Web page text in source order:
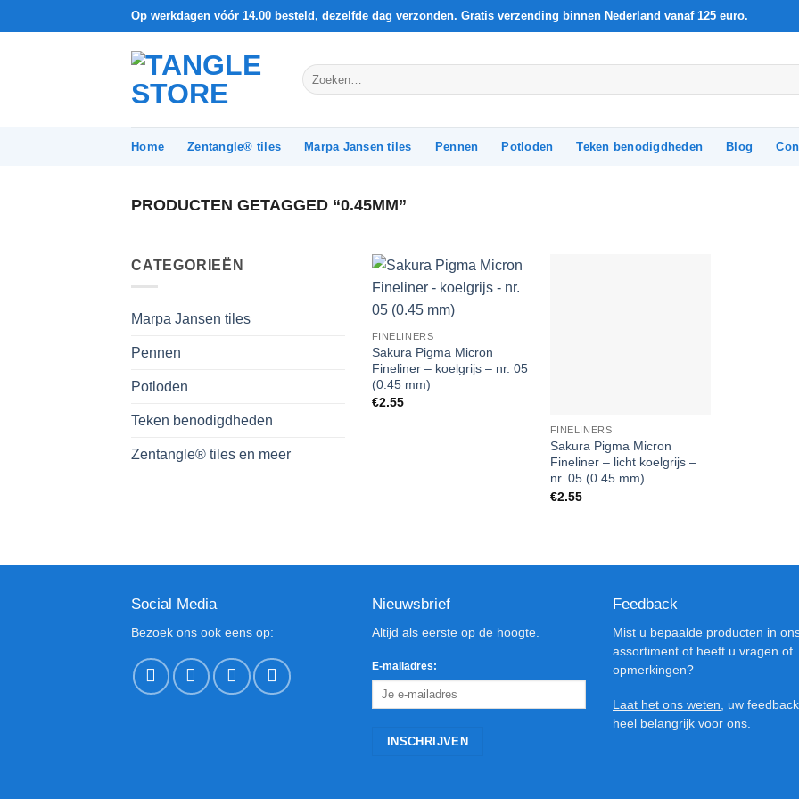
naar
Op werkdagen vóór 14.00 besteld, dezelfde dag verzonden. Gratis verzending binnen Nederland vanaf 125 euro.
Zoeken
naar:
Home Zentangle® tiles Marpa Jansen tiles Pennen Potloden Teken benodigdheden Blog
PRODUCTEN GETAGGED “0.45MM”
CATEGORIEËN
Marpa Jansen tiles
Pennen
Potloden
Teken benodigdheden
Zentangle® tiles en meer
FINELINERS
Sakura Pigma Micron
Fineliner – koelgrijs – nr. 05
(0.45 mm)
€2.55
FINELINERS
Sakura Pigma Micron
Fineliner – licht koelgrijs –
nr. 05 (0.45 mm)
€2.55
Social Media
Bezoek ons ook eens op:
Nieuwsbrief
Altijd als eerste op de hoogte.
E-mailadres:
Feedback
Mist u bepaalde producten in
assortiment of heeft u vragen of
opmerkingen?
Laat het ons weten , uw
heel belangrijk voor ons.